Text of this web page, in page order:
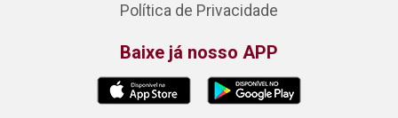
Política de Privacidade
Baixe já nosso APP